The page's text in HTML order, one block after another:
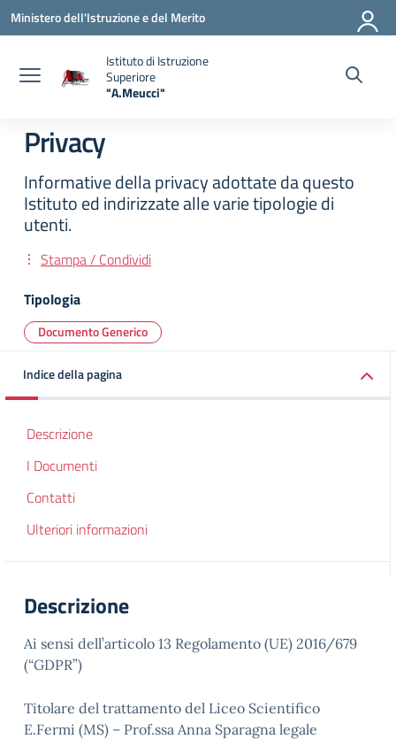
Vai ai contenuti
Vai al menu di navigazione
Vai al footer
Ministero dell'Istruzione e del Merito
Istituto di Istruzione
Superiore
"A.Meucci"
Privacy
Informative della privacy adottate da questo
Istituto ed indirizzate alle varie tipologie di
utenti.
Stampa / Condividi
Tipologia
Documento Generico
Indice della pagina
Descrizione
I Documenti
Contatti
Ulteriori informazioni
Descrizione
Ai sensi dell’articolo 13 Regolamento (UE) 2016/679
(“GDPR”)
Titolare del trattamento del Liceo Scientifico
E.Fermi (MS) – Prof.ssa Anna Sparagna legale